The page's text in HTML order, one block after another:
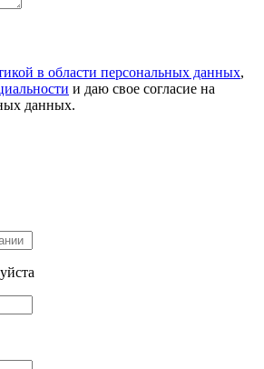
в области персональных данных,
и даю свое согласие на
данных.